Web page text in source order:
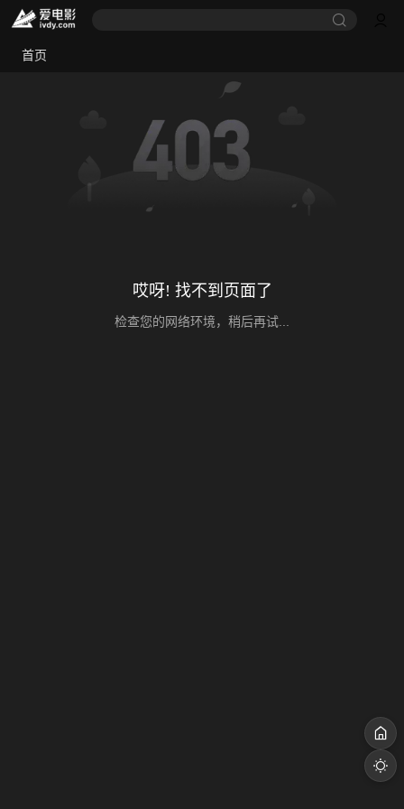
首页
哎呀! 找不到页面了
检查您的网络环境，稍后再试...